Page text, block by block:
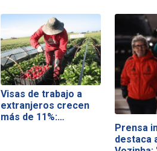
Visas de trabajo a
extranjeros crecen
más de 11%:…
Prensa
destaca